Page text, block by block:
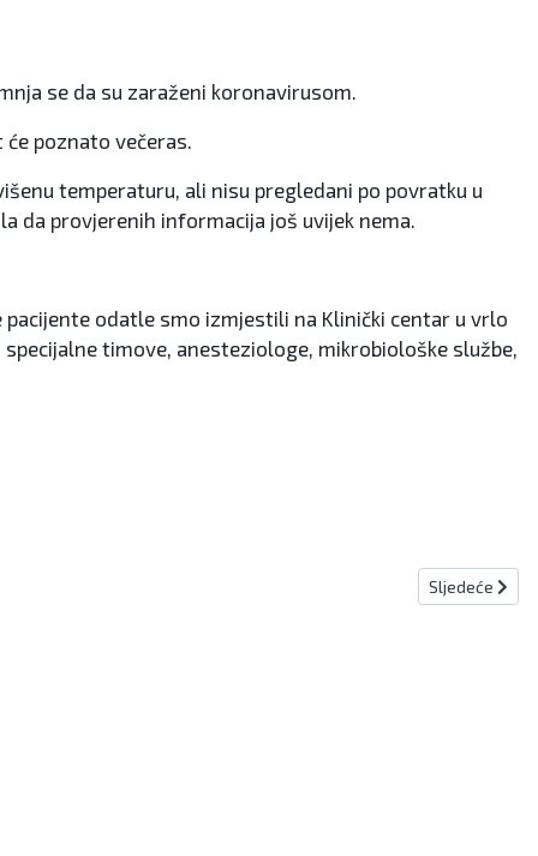
se da su zaraženi koronavirusom.
poznato večeras.
temperaturu, ali nisu pregledani po povratku u
da provjerenih informacija još uvijek nema.
odatle smo izmjestili na Klinički centar u vrlo
timove, anesteziologe, mikrobiološke službe,
Sljedeći
Sljedeće